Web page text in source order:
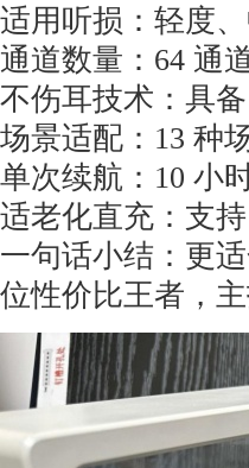
适用听损：轻度
通道数量：64 通
不伤耳技术：具备
场景适配：13 种
单次续航：10 小
适老化直充：支持
一句话小结：更
位性价比王者，